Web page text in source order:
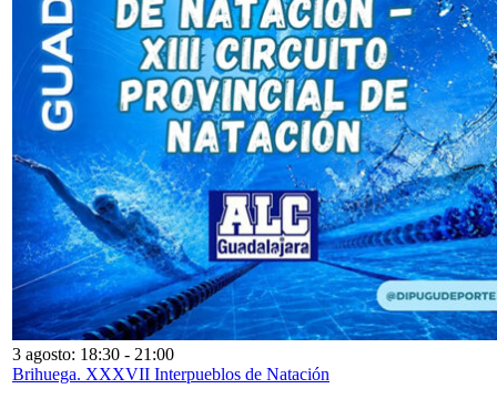
3 agosto: 18:30 - 21:00
Brihuega. XXXVII Interpueblos de Natación